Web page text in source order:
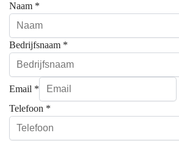
Naam *
Bedrijfsnaam *
Email *
Telefoon *